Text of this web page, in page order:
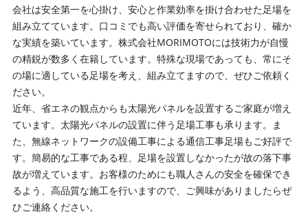
会社は安全第一を心掛け、安心と作業効率を掛け合わせた足場を
組み立てています。口コミでも高い評価を寄せられており、確か
な実績を築いています。株式会社MORIMOTOには技術力が自慢
の精鋭が数多く在籍しています。特殊な現場であっても、常にそ
の場に適している足場を考え、組み立てますので、ぜひご依頼く
ださい。
近年、省エネの観点からも太陽光パネルを設置するご家庭が増え
ています。太陽光パネルの設置に伴う足場工事も承ります。ま
た、無線ネットワークの設備工事による通信工事足場もご好評で
す。簡易的な工事である程、足場を設置しなかったが故の落下事
故が増えています。お客様のためにも職人さんの安全を確保でき
るよう、高品質な施工を行いますので、ご興味がありましたらぜ
ひご連絡ください。